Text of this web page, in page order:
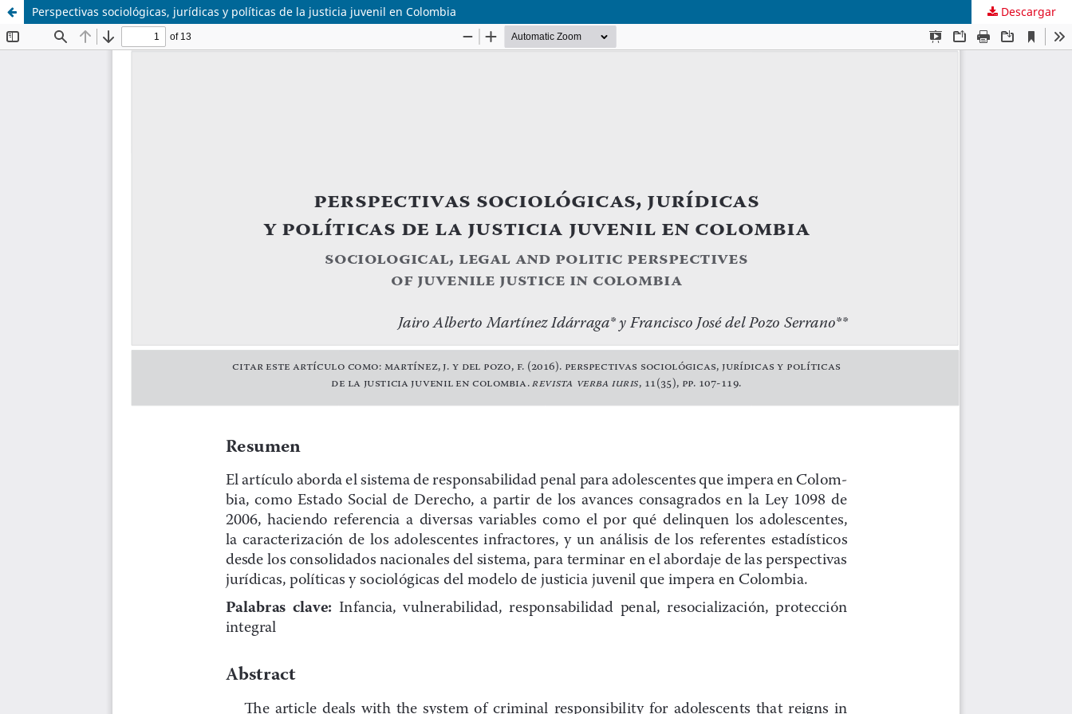
Perspectivas sociológicas, jurídicas y políticas de la justicia juvenil en Colombia Descargar